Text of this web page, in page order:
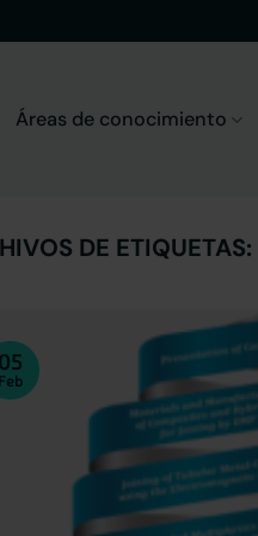
Áreas de conocimiento
DE ETIQUETAS:
05
Feb